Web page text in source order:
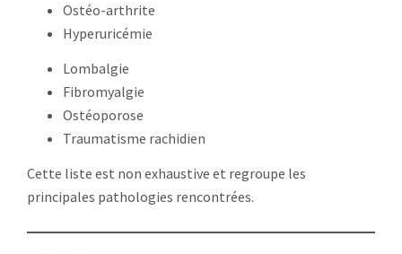
Ostéo-arthrite
Hyperuricémie
Lombalgie
Fibromyalgie
Ostéoporose
Traumatisme rachidien
Cette liste est non exhaustive et regroupe les
principales pathologies rencontrées.